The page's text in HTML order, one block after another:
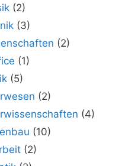
(2)
(3)
(2)
(1)
(5)
(2)
(4)
(10)
(2)